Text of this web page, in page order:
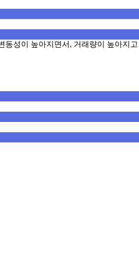
동성이 높아지면서, 거래량이 높아지